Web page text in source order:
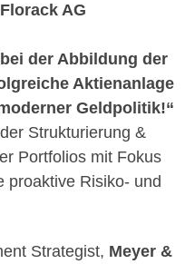
AG
der Abbildung der
Aktienanlage
Geldpolitik!“
Strukturierung &
Portfolios mit Fokus
proaktive Risiko- und
Strategist, Meyer &